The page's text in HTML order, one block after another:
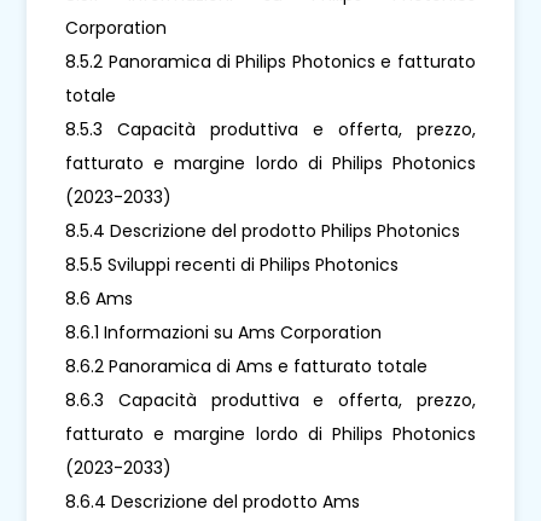
Corporation
8.5.2 Panoramica di Philips Photonics e fatturato
totale
8.5.3 Capacità produttiva e offerta, prezzo,
fatturato e margine lordo di Philips Photonics
(2023-2033)
8.5.4 Descrizione del prodotto Philips Photonics
8.5.5 Sviluppi recenti di Philips Photonics
8.6 Ams
8.6.1 Informazioni su Ams Corporation
8.6.2 Panoramica di Ams e fatturato totale
8.6.3 Capacità produttiva e offerta, prezzo,
fatturato e margine lordo di Philips Photonics
(2023-2033)
8.6.4 Descrizione del prodotto Ams